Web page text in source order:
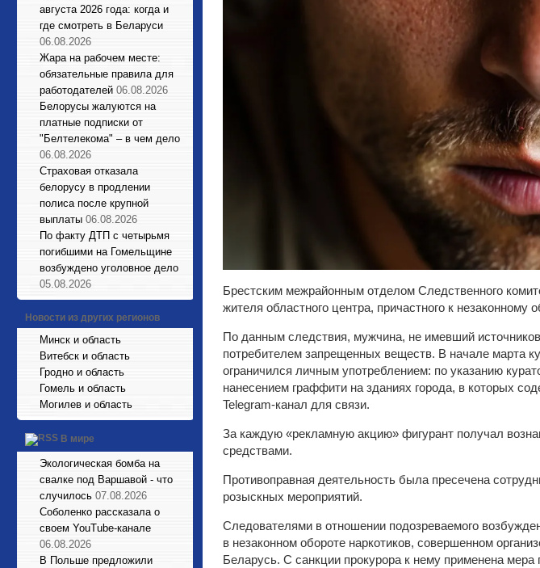
августа 2026 года: когда и
где смотреть в Беларуси
06.08.2026
Жара на рабочем месте:
обязательные правила для
работодателей 06.08.2026
Белорусы жалуются на
платные подписки от
"Белтелекома" – в чем дело
06.08.2026
Страховая отказала
белорусу в продлении
полиса после крупной
выплаты 06.08.2026
По факту ДТП с четырьмя
погибшими на Гомельщине
возбуждено уголовное дело
05.08.2026
Новости из других регионов
Минск и область
Витебск и область
Гродно и область
Гомель и область
Могилев и область
В мире
Экологическая бомба на
свалке под Варшавой - что
случилось 07.08.2026
Соболенко рассказала о
своем YouTube-канале
06.08.2026
В Польше предложили
Брестским межрайонным отделом Следственного
жителя областного центра, причастного к незаконному
По данным следствия, мужчина, не имевший
потребителем запрещенных веществ. В начале марта
ограничился личным употреблением: по указанию
нанесением граффити на зданиях города, в которых
Telegram-канал для связи.
За каждую «рекламную акцию» фигурант получал
средствами.
Противоправная деятельность была пресечена
розыскных мероприятий.
Следователями в отношении подозреваемого
в незаконном обороте наркотиков, совершенном
Беларусь. С санкции прокурора к нему применена